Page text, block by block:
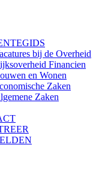
bij de Overheid
Financien
en Wonen
Zaken
Zaken